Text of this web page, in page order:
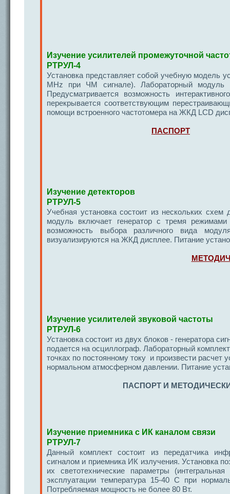
Изучение усилителей промежуточной
РТРУЛ-4
Установка представляет собой учебную модель
MHz при ЧМ сигнале). Лабораторный модуль
Предусматривается возможность
перекрывается соответствующим
помощи встроенного частотомера на ЖКД LCD
ПАСПОРТ
Изучение детекторов
РТРУЛ-5
Учебная установка состоит из нескольких схем
модуль включает генератор с тремя
возможность выбора различного вида
визуализируются на ЖКД дисплее. Питание
Изучение усилителей звуковой частоты
РТРУЛ-6
Установка состоит из двух блоков - генератора
подается на осциллограф. Лабораторный
точках по постоянному току и произвести расчет
нормальном атмосферном давлении. Питание
ПАСПОРТ И
Изучение приемника с ИК каналом связи
РТРУЛ-7
Данный комплект состоит из передатчика
сигналом и приемника ИК излучения. Установка
их светотехнические параметры
эксплуатации температура 15-40 С при
Потребляемая мощность не более 80 Вт.